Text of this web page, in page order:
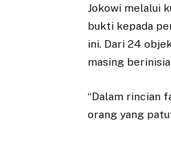
Jokowi melalui
bukti kepada
ini. Dari 24
masing
“Dalam rincian
orang yang